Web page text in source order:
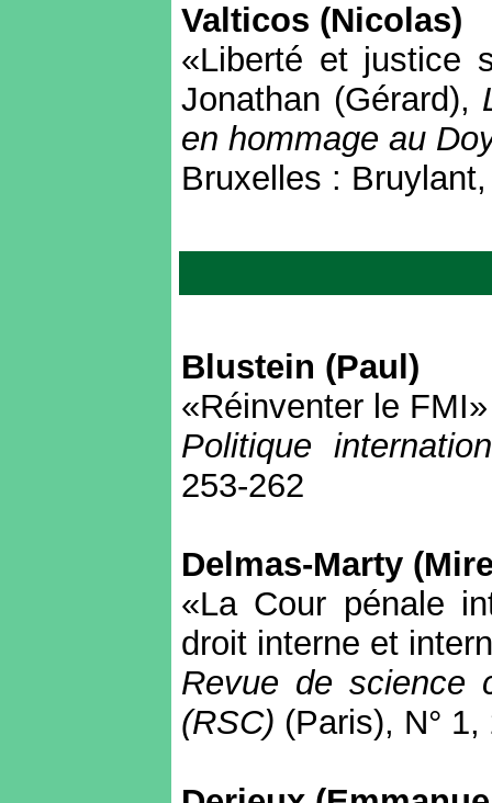
Valticos (Nicolas)
«Liberté et justice
Jonathan (Gérard),
en hommage au
Bruxelles :
Blustein (Paul)
«Réinventer le FMI»
Politique
253-262
Delmas-Marty
«La Cour pénale
droit interne et
Revue de science
(RSC) (Paris), N°